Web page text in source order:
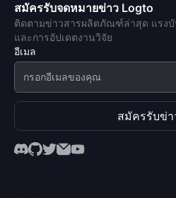
สมัครรับจดหมายข่าว Logto
ติดตามข่าวสารผลิตภัณฑ์ล่าสุด แรง
และการอัปเดตงานวิจัย
อีเมล
สมัครรับข่า